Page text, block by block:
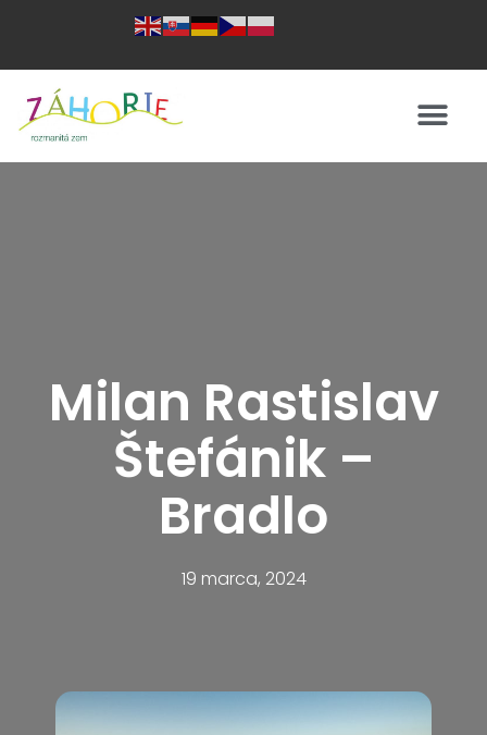
Milan Rastislav
Štefánik –
Bradlo
19 marca, 2024